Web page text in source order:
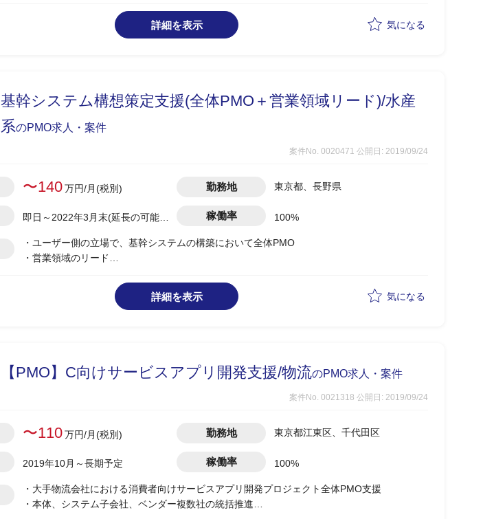
・海外とのTV会議(英語)
詳細を表示 気になる
基幹システム構想策定支援(全体PMO＋営業領域リード)/水産
系のPMO求人・案件
案件No. 0020471 公開日: 2019/09/24
〜140万円/月(税別) 勤務地 東京都、長野県
即日～2022年3月末(延長の可能性
稼働率 100%
・ユーザー側の立場で、基幹システムの構築において全体PMO
・営業領域のリード
詳細を表示 気になる
【PMO】C向けサービスアプリ開発支援/物流のPMO求人・案件
案件No. 0021318 公開日: 2019/09/24
〜110万円/月(税別) 勤務地 東京都江東区、千代田区
2019年10月～長期予定 稼働率 100%
・大手物流会社における消費者向けサービスアプリ開発プロジェクト全体PMO支援
・本体、システム子会社、ベンダー複数社の統括推進